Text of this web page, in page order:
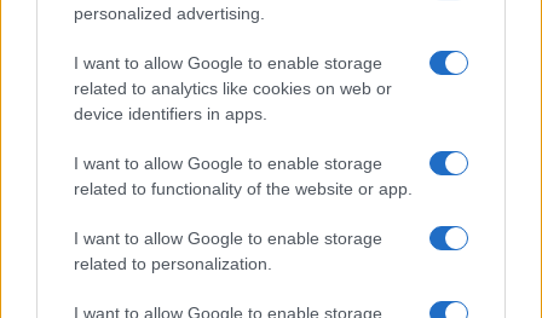
personalized advertising.
I want to allow Google to enable storage
related to analytics like cookies on web or
device identifiers in apps.
I want to allow Google to enable storage
related to functionality of the website or app.
I want to allow Google to enable storage
related to personalization.
I want to allow Google to enable storage
20.01.15. 13:53